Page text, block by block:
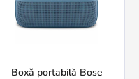
Boxă portabilă Bose